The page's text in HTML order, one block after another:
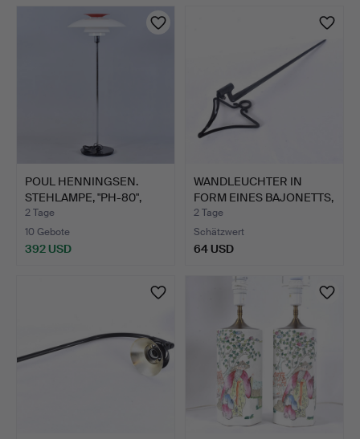
POUL HENNINGSEN.
STEHLAMPE, "PH-80",
Louis…
2 Tage
10 Gebote
392 USD
WANDLEUCHTER IN
FORM EINES BAJONETTS,
20. …
2 Tage
Schätzwert
64 USD